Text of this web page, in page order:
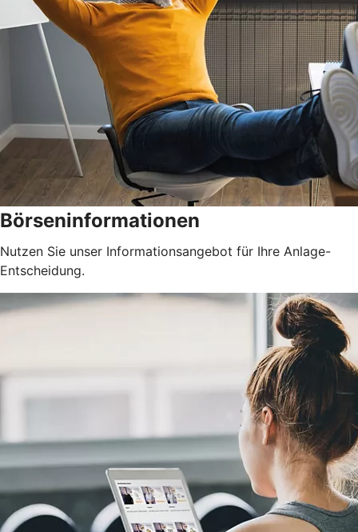
Börseninformationen
Nutzen Sie unser Informationsangebot für Ihre Anlage-
Entscheidung.